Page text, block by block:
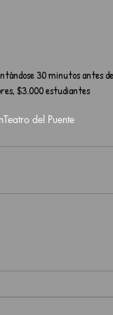
30 minutos antes
$3.000 estudiantes
Teatro del Puente